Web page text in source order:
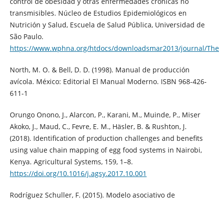
transmisibles. Núcleo de Estudios Epidemiológicos en
Nutrición y Salud, Escuela de Salud Pública, Universidad de
São Paulo.
https://www.wphna.org/htdocs/downloadsmar2013/journal/
North, M. O. & Bell, D. D. (1998). Manual de producción
avícola. México: Editorial El Manual Moderno. ISBN 968-426-
611-1
Orungo Onono, J., Alarcon, P., Karani, M., Muinde, P., Miser
Akoko, J., Maud, C., Fevre, E. M., Häsler, B. & Rushton, J.
(2018). Identification of production challenges and benefits
using value chain mapping of egg food systems in Nairobi,
Kenya. Agricultural Systems, 159, 1–8.
https://doi.org/10.1016/j.agsy.2017.10.001
Rodríguez Schuller, F. (2015). Modelo asociativo de